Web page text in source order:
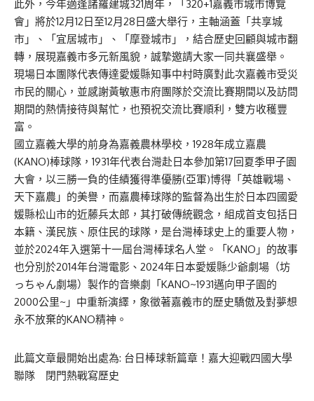
此外，今年適逢諸羅建城321周年，「320+1嘉義市城市博覽
會」將於12月12日至12月28日盛大舉行，主軸涵蓋「共享城
市」、「宜居城市」、「摩登城市」，結合歷史回顧與城市翻
轉，展現嘉義市多元新風貌，誠摯邀請大家一同共襄盛舉。
現場日本團隊代表傳達愛媛縣知事中村時廣對此次嘉義市受災
市民的關心，並感謝黃敏惠市府團隊於交流比賽期間以及訪問
期間的熱情接待與幫忙，也預祝交流比賽順利，雙方收穫豐
富。
國立嘉義大學的前身為嘉義農林學校，1928年成立嘉農
(KANO)棒球隊，1931年代表台灣赴日本參加第17回夏季甲子園
大會，以三勝一負的佳績獲得準優勝(亞軍)博得「英雄戰場、
天下嘉農」的美譽，而嘉農棒球隊的監督為出生於日本四國愛
媛縣松山市的近藤兵太郎，其打破傳統觀念，組成首支包括日
本籍、漢民族、原住民的球隊，是台灣棒球史上的重要人物，
並於2024年入選第十一屆台灣棒球名人堂。「 KANO 」的故事
也分別 於2014年台灣電影、 2024年日本愛媛縣少爺劇場（坊
っちゃん劇場）製作的音樂劇「 KANO~1931邁向甲子園的
2000公里~ 」 中重新演繹，象徵著嘉義市的歷史驕傲及對夢想
永不放棄的KANO精神。
此篇文章最開始出處為: 台日棒球新篇章！嘉大迎戰四國大學
聯隊 閉門熱戰寫歷史